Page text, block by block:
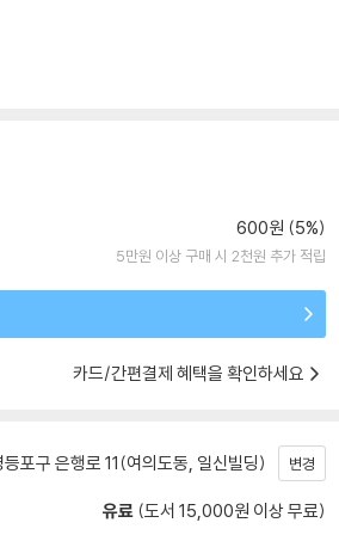
600원 (5%)
5만원 이상 구매 시 2천원 추가 적립
카드/간편결제 혜택을 확인하세요
포구 은행로 11(여의도동, 일신빌딩) 변경
유료 (도서 15,000원 이상 무료)